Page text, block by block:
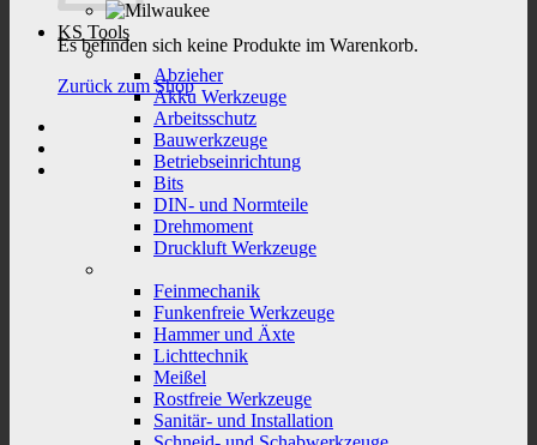
Es befinden sich keine Produkte im Warenkorb.
Zurück zum Shop
KS Tools
Abzieher
Akku Werkzeuge
Arbeitsschutz
Bauwerkzeuge
Betriebseinrichtung
Bits
DIN- und Normteile
Drehmoment
Druckluft Werkzeuge
Feinmechanik
Funkenfreie Werkzeuge
Hammer und Äxte
Lichttechnik
Meißel
Rostfreie Werkzeuge
Sanitär- und Installation